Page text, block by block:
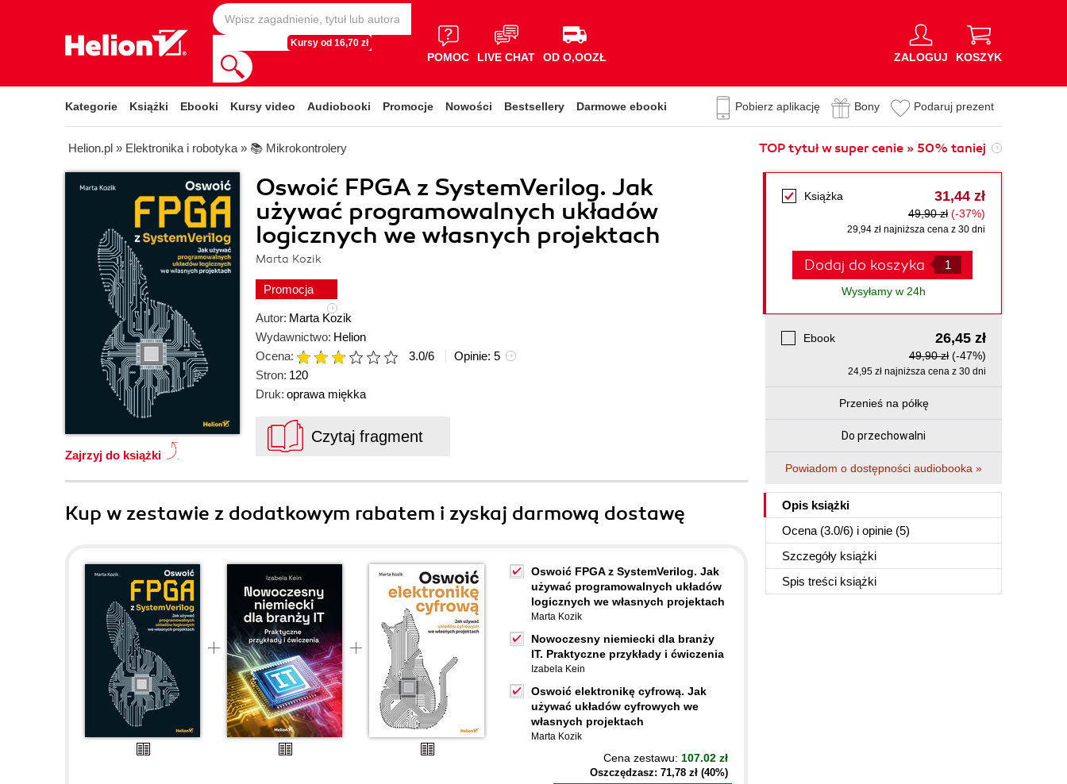
Kursy od 16,70 zł
POMOC LIVE CHAT OD O,OOZŁ ZALOGUJ KOSZYK
Kategorie Książki Ebooki Kursy video Audiobooki Promocje Nowości Bestsellery Darmowe ebooki Pobierz aplikację Bony Podaruj prezent
Helion.pl » Elektronika i robotyka » 📚 Mikrokontrolery TOP tytuł w super cenie » 50% taniej
Oswoić FPGA z SystemVerilog. Jak
używać programowalnych układów
logicznych we własnych projektach
Marta Kozik
Promocja
Zajrzyj do książki
Autor: Marta Kozik
Wydawnictwo: Helion
Ocena:
3.0/6 Opinie: 5
Stron: 120
Druk: oprawa miękka
Czytaj fragment
Książka 31,44 zł
49,90 zł (-37%)
29,94 zł najniższa cena z 30 dni
Dodaj do koszyka
Wysyłamy w 24h
Ebook 26,45 zł
49,90 zł (-47%)
24,95 zł najniższa cena z 30 dni
Przenieś na półkę
Do przechowalni
Powiadom o dostępności audiobooka »
Opis książki
Ocena (3.0/6) i opinie (5)
Szczegóły książki
Spis treści książki
Kup w zestawie z dodatkowym rabatem i zyskaj darmową dostawę
Oswoić FPGA z SystemVerilog. Jak
używać programowalnych układów
logicznych we własnych projektach
Marta Kozik
Nowoczesny niemiecki dla branży
IT. Praktyczne przykłady i ćwiczenia
Izabela Kein
Oswoić elektronikę cyfrową. Jak
używać układów cyfrowych we
własnych projektach
Marta Kozik
Cena zestawu: 107.02 zł
Oszczędzasz: 71,78 zł (40%)